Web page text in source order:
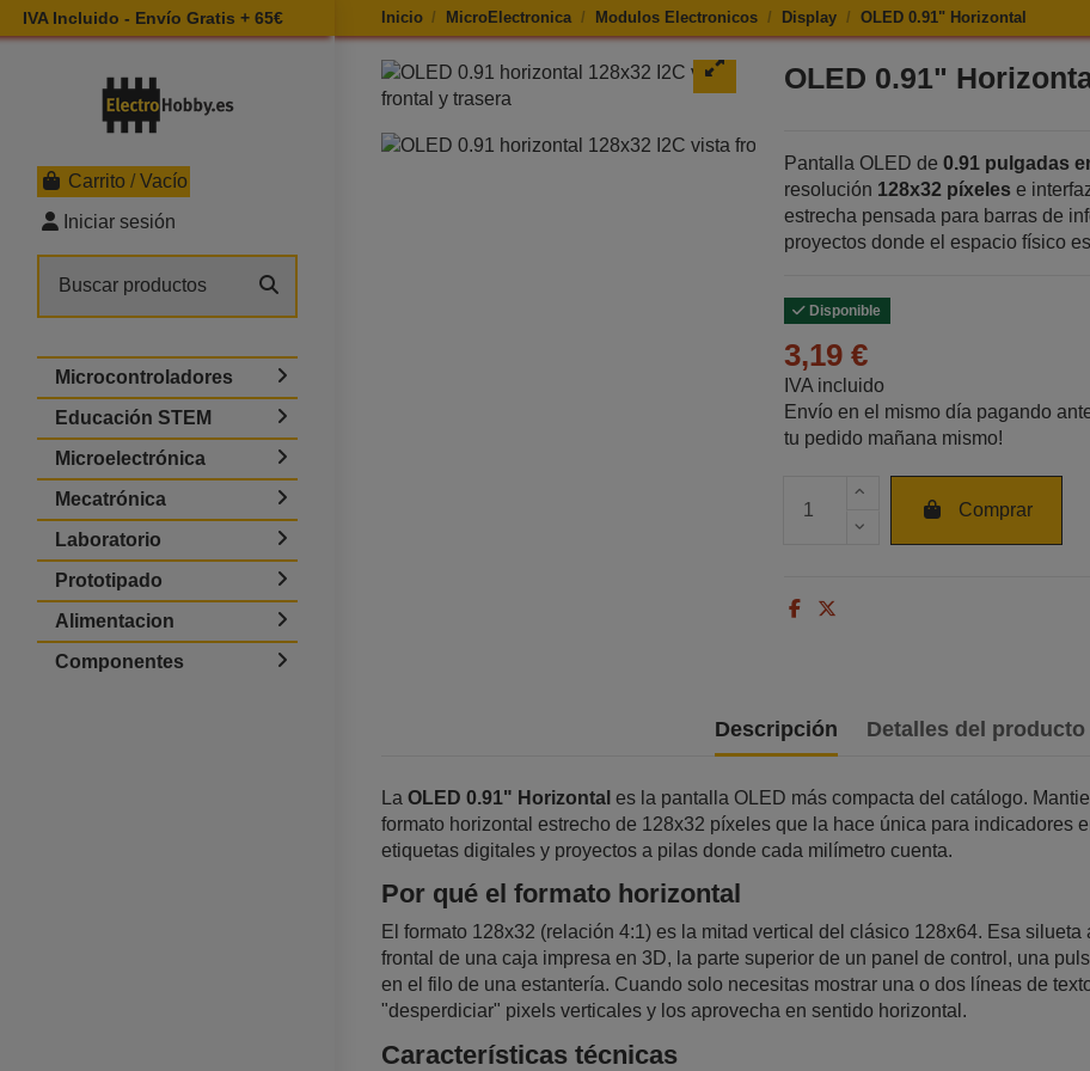
IVA Incluido - Envío Gratis + 65€
Carrito /Vacío
Iniciar sesión
Microcontroladores
Educación STEM
Microelectrónica
Mecatrónica
Laboratorio
Prototipado
Alimentacion
Componentes
Inicio MicroElectronica Modulos Electronicos Display OLED 0.91" Horizontal
Ampliar imagen de OLED 0.91" Horizontal OLED 0.91"
Pantalla OLED de 0.91 pulgadas
resolución 128x32 píxeles e
estrecha pensada para barras de
proyectos donde el espacio físico
Disponible
3,19 €
IVA incluido
Envío en el mismo día pagando
tu pedido mañana mismo!
Cantidad de unidades
Comprar
Descripción Detalles del producto
La OLED 0.91" Horizontal es la pantalla OLED más compacta del catálogo.
formato horizontal estrecho de 128x32 píxeles que la hace única para indicadores
etiquetas digitales y proyectos a pilas donde cada milímetro cuenta.
Por qué el formato horizontal
El formato 128x32 (relación 4:1) es la mitad vertical del clásico 128x64. Esa
frontal de una caja impresa en 3D, la parte superior de un panel de control, una
en el filo de una estantería. Cuando solo necesitas mostrar una o dos líneas de
"desperdiciar" pixels verticales y los aprovecha en sentido horizontal.
Características técnicas